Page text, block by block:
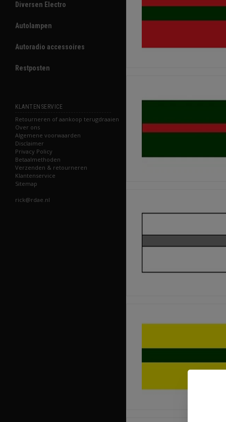
Diversen Electro
Autolampen
Autoradio accessoires
Restposten
KLANTENSERVICE
Retourneren of aankoop terugdraaien
Over ons
Algemene voorwaarden
Disclaimer
Privacy Policy
Betaalmethoden
Verzenden & retourneren
Klantenservice
Sitemap
rick@rdae.nl